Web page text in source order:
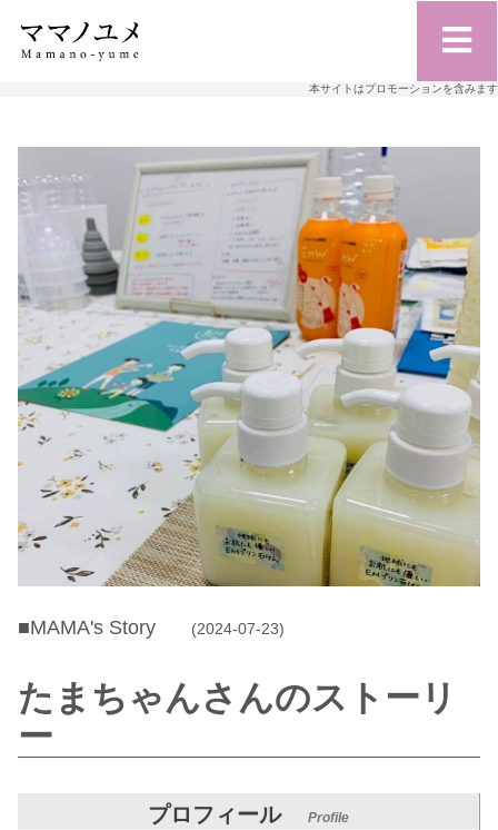
本サイトはプロモーションを含みます
■MAMA's Story (2024-07-23)
たまちゃんさんのストーリ
ー
プロフィール Profile